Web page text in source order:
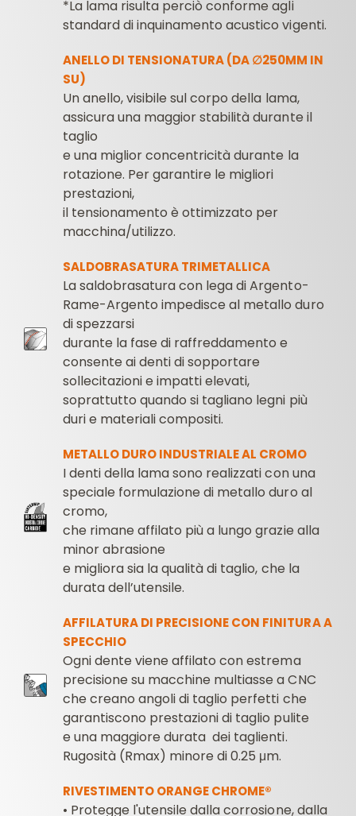
*La lama risulta perciò conforme agli
standard di inquinamento acustico vigenti.
ANELLO DI TENSIONATURA (DA ∅250MM IN
SU)
Un anello, visibile sul corpo della lama,
assicura una maggior stabilità durante il
taglio
e una miglior concentricità durante la
rotazione. Per garantire le migliori
prestazioni,
il tensionamento è ottimizzato per
macchina/utilizzo.
SALDOBRASATURA TRIMETALLICA
La saldobrasatura con lega di Argento-
Rame-Argento impedisce al metallo duro
di spezzarsi
durante la fase di raffreddamento e
consente ai denti di sopportare
sollecitazioni e impatti elevati,
soprattutto quando si tagliano legni più
duri e materiali compositi.
METALLO DURO INDUSTRIALE AL CROMO
I denti della lama sono realizzati con una
speciale formulazione di metallo duro al
cromo,
che rimane affilato più a lungo grazie alla
minor abrasione
e migliora sia la qualità di taglio, che la
durata dell’utensile.
AFFILATURA DI PRECISIONE CON FINITURA A
SPECCHIO
Ogni dente viene affilato con estrema
precisione su macchine multiasse a CNC
che creano angoli di taglio perfetti che
garantiscono prestazioni di taglio pulite
e una maggiore durata dei taglienti.
Rugosità (Rmax) minore di 0.25 μm.
RIVESTIMENTO ORANGE CHROME®
• Protegge l'utensile dalla corrosione, dalla